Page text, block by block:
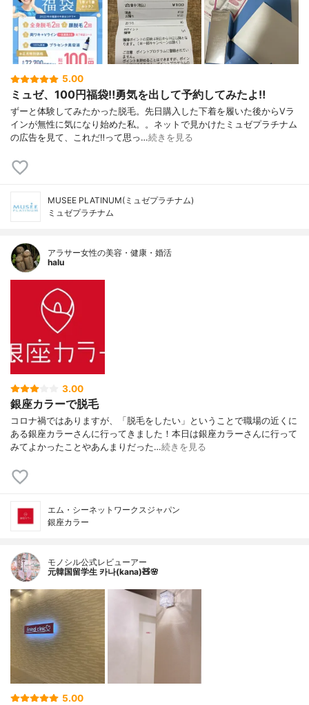
5.00
ミュゼ、100円福袋‼︎勇気を出して予約してみたよ‼︎
ずーと体験してみたかった脱毛。先日購入した下着を履いた後からVラ
インが無性に気になり始めた私。。ネットで見かけたミュゼプラチナム
の広告を見て、これだ‼︎って思っ…続きを見る
MUSEE PLATINUM(ミュゼプラチナム)
ミュゼプラチナム
アラサー女性の美容・健康・婚活
halu
3.00
銀座カラーで脱毛
コロナ禍ではありますが、「脱毛をしたい」ということで職場の近くに
ある銀座カラーさんに行ってきました！本日は銀座カラーさんに行って
みてよかったことやあんまりだった…続きを見る
エム・シーネットワークスジャパン
銀座カラー
モノシル公式レビューアー
元韓国留学生 카나(kana)🧸🌸
5.00